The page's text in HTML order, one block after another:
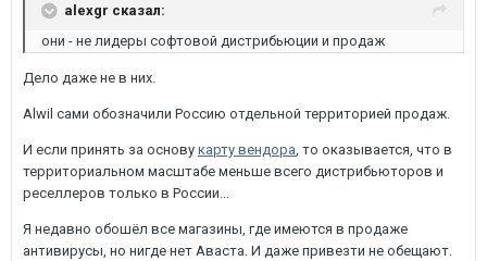
alexgr сказал:
они - не лидеры софтовой дистрибьюции и продаж
Дело даже не в них.
Alwil сами обозначили Россию отдельной территорией продаж.
И если принять за основу карту вендора, то оказывается, что в
территориальном масштабе меньше всего дистрибьюторов и
реселлеров только в России...
Я недавно обошёл все магазины, где имеются в продаже
антивирусы, но нигде нет Аваста. И даже привезти не обещают.